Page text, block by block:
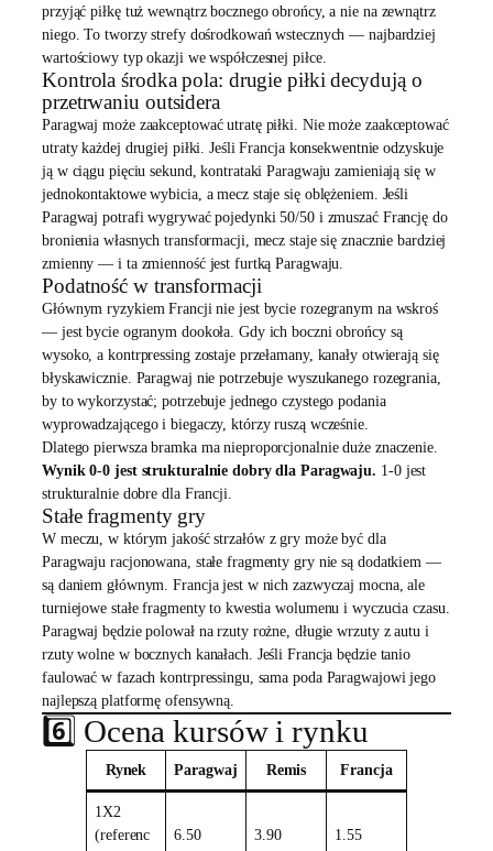
przyjąć piłkę tuż wewnątrz bocznego obrońcy, a nie na zewnątrz
niego. To tworzy strefy dośrodkowań wstecznych — najbardziej
wartościowy typ okazji we współczesnej piłce.
Kontrola środka pola: drugie piłki decydują o
przetrwaniu outsidera
Paragwaj może zaakceptować utratę piłki. Nie może zaakceptować
utraty każdej drugiej piłki. Jeśli Francja konsekwentnie odzyskuje
ją w ciągu pięciu sekund, kontrataki Paragwaju zamieniają się w
jednokontaktowe wybicia, a mecz staje się oblężeniem. Jeśli
Paragwaj potrafi wygrywać pojedynki 50/50 i zmuszać Francję do
bronienia własnych transformacji, mecz staje się znacznie bardziej
zmienny — i ta zmienność jest furtką Paragwaju.
Podatność w transformacji
Głównym ryzykiem Francji nie jest bycie rozegranym na wskroś
— jest bycie ogranym dookoła. Gdy ich boczni obrońcy są
wysoko, a kontrpressing zostaje przełamany, kanały otwierają się
błyskawicznie. Paragwaj nie potrzebuje wyszukanego rozegrania,
by to wykorzystać; potrzebuje jednego czystego podania
wyprowadzającego i biegaczy, którzy ruszą wcześnie.
Dlatego pierwsza bramka ma nieproporcjonalnie duże znaczenie.
Wynik 0-0 jest strukturalnie dobry dla Paragwaju. 1-0 jest
strukturalnie dobre dla Francji.
Stałe fragmenty gry
W meczu, w którym jakość strzałów z gry może być dla
Paragwaju racjonowana, stałe fragmenty gry nie są dodatkiem —
są daniem głównym. Francja jest w nich zazwyczaj mocna, ale
turniejowe stałe fragmenty to kwestia wolumenu i wyczucia czasu.
Paragwaj będzie polował na rzuty rożne, długie wrzuty z autu i
rzuty wolne w bocznych kanałach. Jeśli Francja będzie tanio
faulować w fazach kontrpressingu, sama poda Paragwajowi jego
najlepszą platformę ofensywną.
6️⃣ Ocena kursów i rynku
Rynek Paragwaj Remis Francja
1X2
(referenc
6.50 3.90 1.55